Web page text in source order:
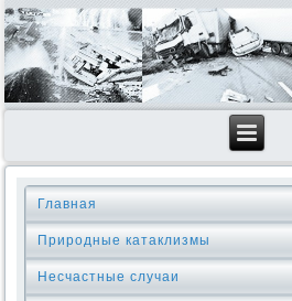
Главная
Природные катаклизмы
Несчастные случаи